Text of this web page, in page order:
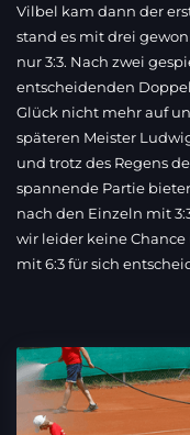
Vilbel kam dann der
stand es mit drei
nur 3:3. Nach zwei
entscheidenden
Glück nicht mehr auf
späteren Meister
und trotz des Regens
spannende Partie
nach den Einzeln mit
wir leider keine
mit 6:3 für sich